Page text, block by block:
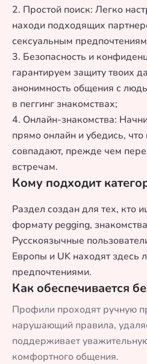
2. Простой поиск: Легко
находи подходящих
сексуальным
3. Безопасность и
гарантируем защиту твоих
анонимность общения с
в пеггинг знакомствах;
4. Онлайн-знакомства:
прямо онлайн и убедись,
совпадают, прежде чем
встречам.
Кому подходит
Раздел создан для тех, кто
формату pegging,
Русскоязычные
Европы и UK находят здесь
предпочтениями.
Как обеспечивается
Профили проходят ручную
нарушающий правила,
поддерживает
комфортного общения.